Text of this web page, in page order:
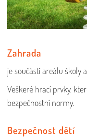
Zahrada
je součástí areálu školy
Veškeré hrací prvky,
bezpečnostní normy.
Bezpečnost dětí